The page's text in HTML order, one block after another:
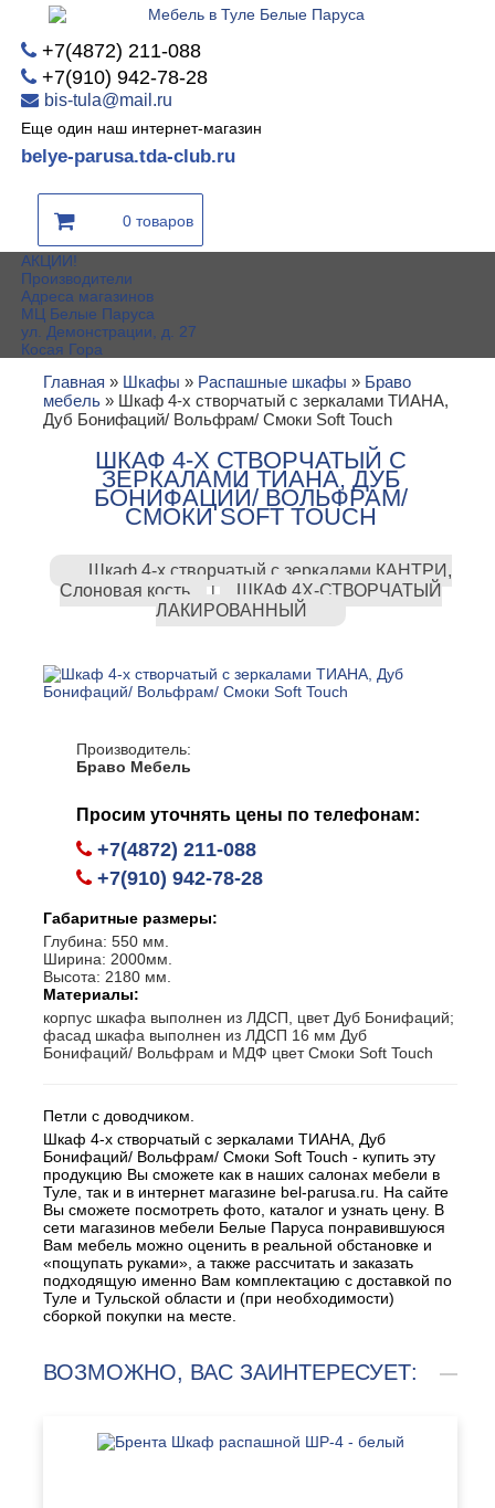
+7(4872) 211-088
+7(910) 942-78-28
bis-tula@mail.ru
Еще один наш интернет-магазин
belye-parusa.tda-club.ru
0 товаров
АКЦИИ!
Производители
Адреса магазинов
МЦ Белые Паруса
ул. Демонстрации, д. 27
Косая Гора
Главная » Шкафы » Распашные шкафы » Браво
мебель » Шкаф 4-х створчатый с зеркалами ТИАНА,
Дуб Бонифаций/ Вольфрам/ Смоки Soft Touch
ШКАФ 4-Х СТВОРЧАТЫЙ С
ЗЕРКАЛАМИ ТИАНА, ДУБ
БОНИФАЦИЙ/ ВОЛЬФРАМ/
СМОКИ SOFT TOUCH
Шкаф 4-х створчатый с зеркалами КАНТРИ,
Слоновая кость
|
ШКАФ 4Х-СТВОРЧАТЫЙ
ЛАКИРОВАННЫЙ
Производитель:
Браво Мебель
Просим уточнять цены по телефонам:
+7(4872) 211-088
+7(910) 942-78-28
Габаритные размеры:
Глубина: 550 мм.
Ширина: 2000мм.
Высота: 2180 мм.
Материалы:
корпус шкафа выполнен из ЛДСП, цвет Дуб Бонифаций;
фасад шкафа выполнен из ЛДСП 16 мм Дуб
Бонифаций/ Вольфрам и МДФ цвет Смоки Soft Touch
Петли с доводчиком.
Шкаф 4-х створчатый с зеркалами ТИАНА, Дуб
Бонифаций/ Вольфрам/ Смоки Soft Touch - купить эту
продукцию Вы сможете как в наших салонах мебели в
Туле, так и в интернет магазине bel-parusa.ru. На сайте
Вы сможете посмотреть фото, каталог и узнать цену. В
сети магазинов мебели Белые Паруса понравившуюся
Вам мебель можно оценить в реальной обстановке и
«пощупать руками», а также рассчитать и заказать
подходящую именно Вам комплектацию с доставкой по
Туле и Тульской области и (при необходимости)
сборкой покупки на месте.
ВОЗМОЖНО, ВАС ЗАИНТЕРЕСУЕТ: